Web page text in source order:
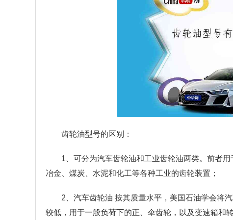
齿轮油型号的区别：
1、可分为汽车齿轮油和工业齿轮油两类。前者
冶金、煤炭、水泥和化工等各种工业的齿轮装置；
2、汽车齿轮油 按其质量水平，美国石油学会将
较低，用于一般负荷下的正、伞齿轮，以及变速箱和